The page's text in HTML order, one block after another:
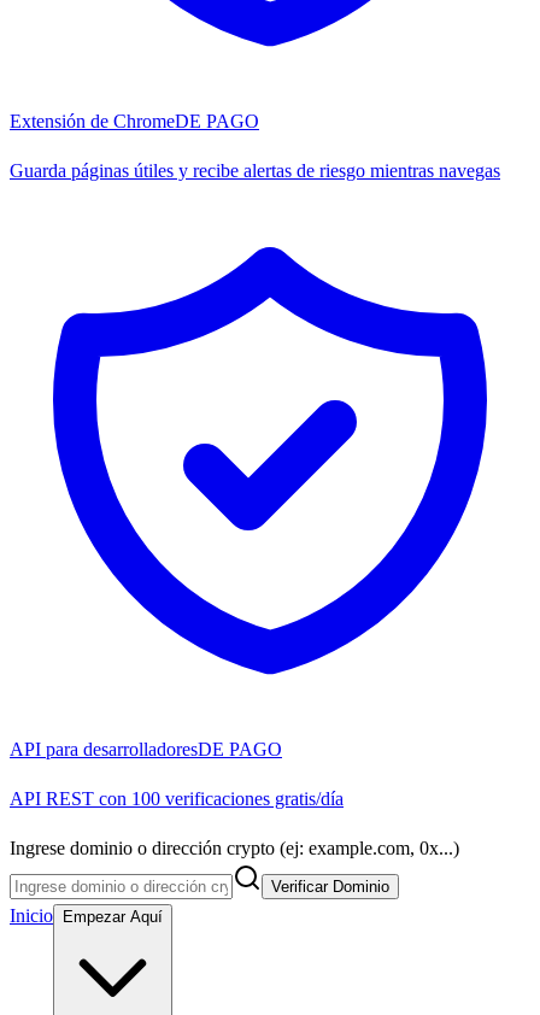
Extensión de ChromeDE PAGO
Guarda páginas útiles y recibe alertas de riesgo mientras navegas
API para desarrolladoresDE PAGO
API REST con 100 verificaciones gratis/día
Ingrese dominio o dirección crypto (ej: example.com, 0x...)
Verificar Dominio
Inicio Empezar Aquí